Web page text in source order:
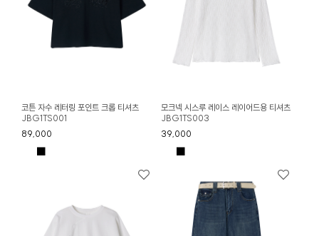
코튼 자수 레터링 포인트 크롭 티셔츠
JBG1TS001
89,000
■
모크넥 시스루 레이스 레이어드용 티셔츠
JBG1TS003
39,000
■